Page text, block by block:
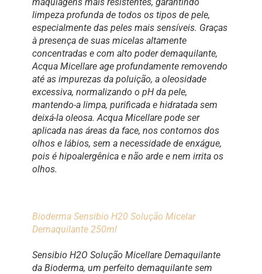
limpeza profunda de todos os tipos de pele,
especialmente das peles mais sensíveis. Graças
à presença de suas micelas altamente
concentradas e com alto poder demaquilante,
Acqua Micellare age profundamente removendo
até as impurezas da poluição, a oleosidade
excessiva, normalizando o pH da pele,
mantendo-a limpa, purificada e hidratada sem
deixá-la oleosa. Acqua Micellare pode ser
aplicada nas áreas da face, nos contornos dos
olhos e lábios, sem a necessidade de enxágue,
pois é hipoalergênica e não arde e nem irrita os
olhos.
Bioderma Sensibio H20 Solução Micelar
Demaquilante 250ml
Sensibio H2O Solução Micellare Demaquilante
da Bioderma, um perfeito demaquilante sem